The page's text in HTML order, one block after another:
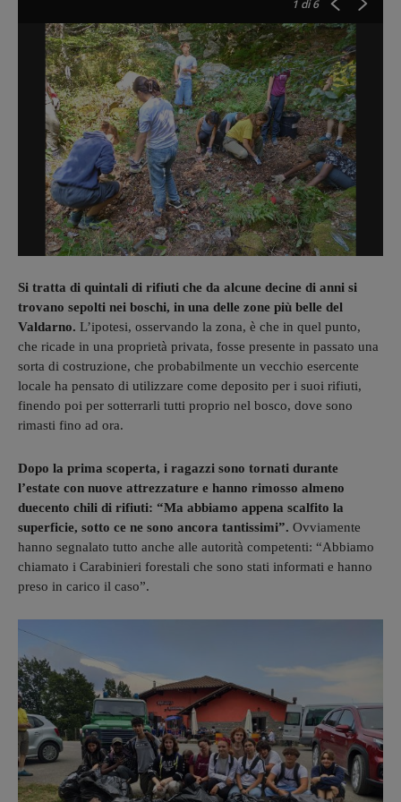
1 di 6
Si tratta di quintali di rifiuti che da alcune decine di anni si
trovano sepolti nei boschi, in una delle zone più belle del
Valdarno. L’ipotesi, osservando la zona, è che in quel punto,
che ricade in una proprietà privata, fosse presente in passato una
sorta di costruzione, che probabilmente un vecchio esercente
locale ha pensato di utilizzare come deposito per i suoi rifiuti,
finendo poi per sotterrarli tutti proprio nel bosco, dove sono
rimasti fino ad ora.
Dopo la prima scoperta, i ragazzi sono tornati durante
l’estate con nuove attrezzature e hanno rimosso almeno
duecento chili di rifiuti: “Ma abbiamo appena scalfito la
superficie, sotto ce ne sono ancora tantissimi”. Ovviamente
hanno segnalato tutto anche alle autorità competenti: “Abbiamo
chiamato i Carabinieri forestali che sono stati informati e hanno
preso in carico il caso”.